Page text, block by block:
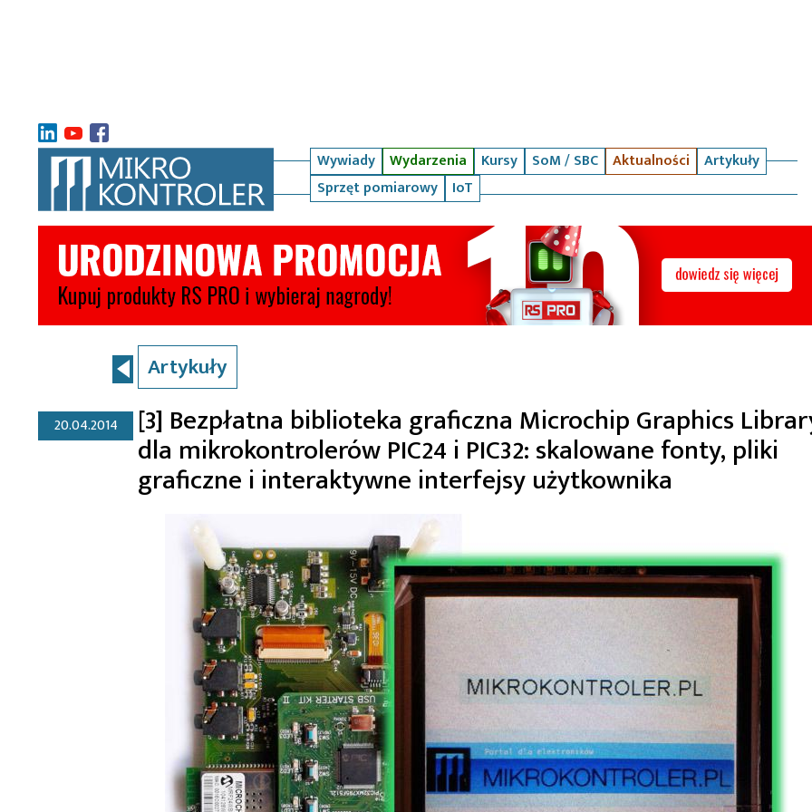
Wywiady Wydarzenia Kursy SoM / SBC Aktualności
Artykuły
Sprzęt pomiarowy
IoT
Artykuły
20.04.2014 [3] Bezpłatna biblioteka graficzna Microchip Graphics
dla mikrokontrolerów PIC24 i PIC32: skalowane fonty, pliki
graficzne i interaktywne interfejsy użytkownika